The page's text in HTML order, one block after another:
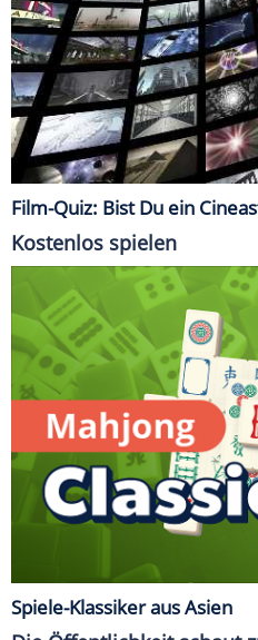
Film-Quiz: Bist Du ein
Kostenlos spielen
Spiele-Klassiker aus Asien